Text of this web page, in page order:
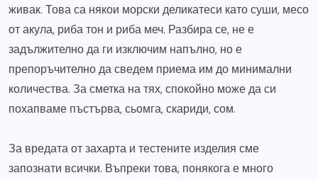
живак. Това са някои морски деликатеси като суши, месо
от акула, риба тон и риба меч. Разбира се, не е
задължително да ги изключим напълно, но е
препоръчително да сведем приема им до минимални
количества. За сметка на тях, спокойно може да си
похапваме пъстърва, сьомга, скариди, сом.
За вредата от захарта и тестените изделия сме
запознати всички. Въпреки това, понякога е много